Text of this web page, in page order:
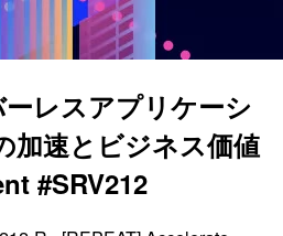
レスアプリケーシ
加速とビジネス価値
#SRV212